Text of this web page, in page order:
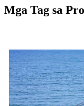
Mga Tag sa